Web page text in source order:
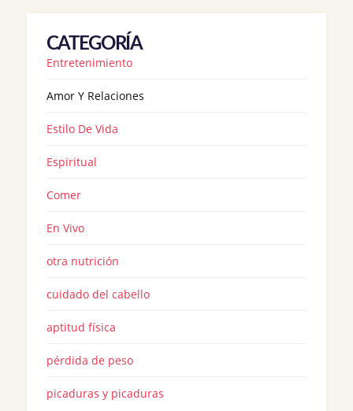
CATEGORÍA
Entretenimiento
Amor Y Relaciones
Estilo De Vida
Espiritual
Comer
En Vivo
otra nutrición
cuidado del cabello
aptitud física
pérdida de peso
picaduras y picaduras